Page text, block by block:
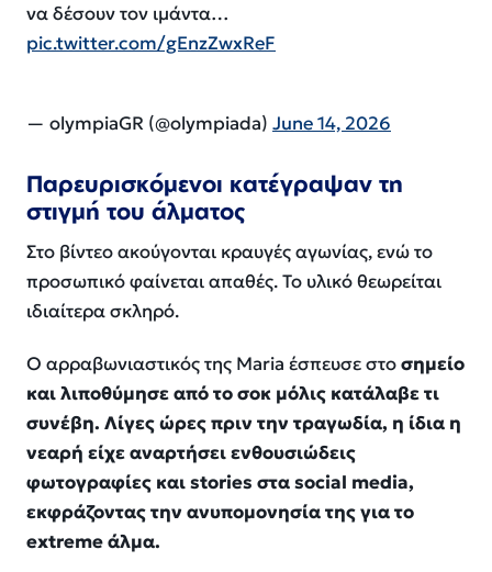
να δέσουν τον ιμάντα…
pic.twitter.com/gEnzZwxReF
— olympiaGR (@olympiada) June 14, 2026
Παρευρισκόμενοι κατέγραψαν τη
στιγμή του άλματος
Στο βίντεο ακούγονται κραυγές αγωνίας, ενώ το
προσωπικό φαίνεται απαθές. Το υλικό θεωρείται
ιδιαίτερα σκληρό.
Ο αρραβωνιαστικός της Maria έσπευσε στοσημείο
και λιποθύμησε από το σοκ μόλις κατάλαβε τι
συνέβη. Λίγες ώρες πριν την τραγωδία, η ίδια η
νεαρή είχε αναρτήσει ενθουσιώδεις
φωτογραφίες και stories στα social media,
εκφράζοντας την ανυπομονησία της για το
extreme άλμα.